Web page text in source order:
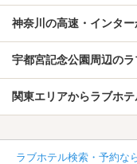
神奈川の高速・インタ
宇都宮記念公園周辺の
関東エリアからラブホ
ラブホテル検索・予約な